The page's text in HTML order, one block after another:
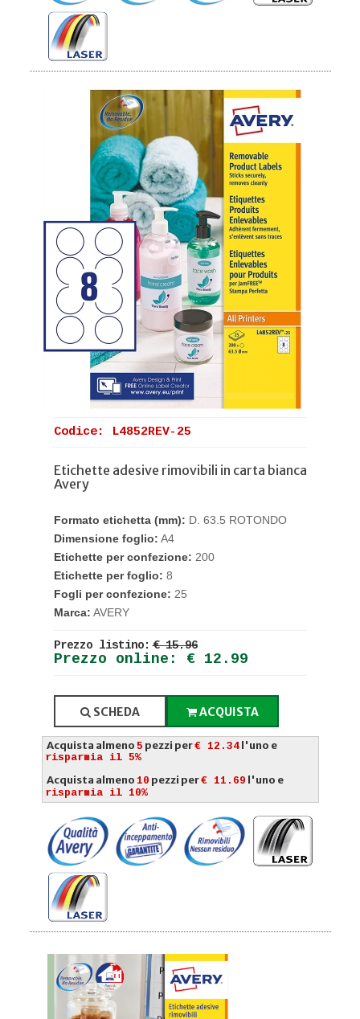
Codice: L4852REV-25
Etichette adesive rimovibili in carta bianca
Avery
Formato etichetta (mm): D. 63.5 ROTONDO
Dimensione foglio: A4
Etichette per confezione: 200
Etichette per foglio: 8
Fogli per confezione: 25
Marca: AVERY
Prezzo listino: € 15.96
Prezzo online: € 12.99
SCHEDA ACQUISTA
Acquista almeno 5 pezzi per€ 12.34l'uno e
risparmia il 5%
Acquista almeno 10 pezzi per€ 11.69 l'uno e
risparmia il 10%